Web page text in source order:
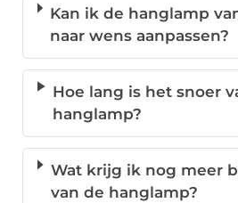
Kan ik de hanglamp
naar wens aanpassen?
Hoe lang is het snoer
hanglamp?
Wat krijg ik nog meer
van de hanglamp?